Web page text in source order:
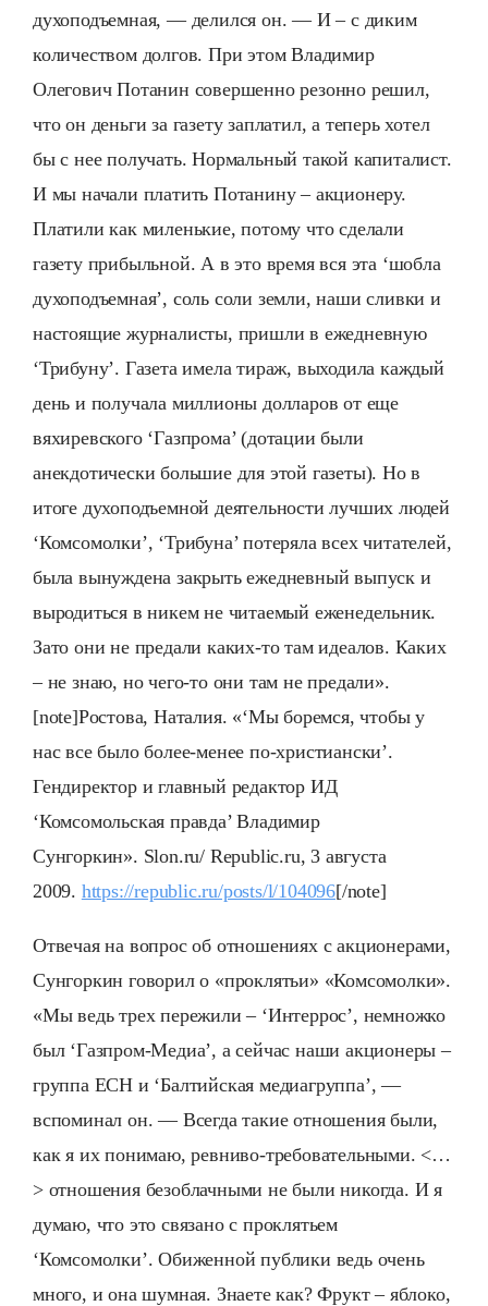
духоподъемная, — делился он. — И – с диким
количеством долгов. При этом Владимир
Олегович Потанин совершенно резонно решил,
что он деньги за газету заплатил, а теперь хотел
бы с нее получать. Нормальный такой капиталист.
И мы начали платить Потанину – акционеру.
Платили как миленькие, потому что сделали
газету прибыльной. А в это время вся эта ‘шобла
духоподъемная’, соль соли земли, наши сливки и
настоящие журналисты, пришли в ежедневную
‘Трибуну’. Газета имела тираж, выходила каждый
день и получала миллионы долларов от еще
вяхиревского ‘Газпрома’ (дотации были
анекдотически большие для этой газеты). Но в
итоге духоподъемной деятельности лучших людей
‘Комсомолки’, ‘Трибуна’ потеряла всех читателей,
была вынуждена закрыть ежедневный выпуск и
выродиться в никем не читаемый еженедельник.
Зато они не предали каких-то там идеалов. Каких
– не знаю, но чего-то они там не предали».
[note]Ростова, Наталия. «‘Мы боремся, чтобы у
нас все было более-менее по-христиански’.
Гендиректор и главный редактор ИД
‘Комсомольская правда’ Владимир
Сунгоркин». Slon.ru/ Republic.ru, 3 августа
2009. https://republic.ru/posts/l/104096[/note]
Отвечая на вопрос об отношениях с акционерами,
Сунгоркин говорил о «проклятьи» «Комсомолки».
«Мы ведь трех пережили – ‘Интеррос’, немножко
был ‘Газпром-Медиа’, а сейчас наши акционеры –
группа ЕСН и ‘Балтийская медиагруппа’, —
вспоминал он. — Всегда такие отношения были,
как я их понимаю, ревниво-требовательными. <…
> отношения безоблачными не были никогда. И я
думаю, что это связано с проклятьем
‘Комсомолки’. Обиженной публики ведь очень
много, и она шумная. Знаете как? Фрукт – яблоко,